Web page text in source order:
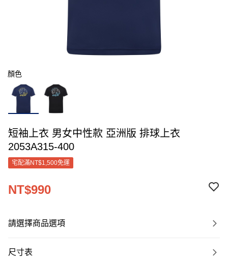
顏色
短袖上衣 男女中性款 亞洲版 排球上衣
2053A315-400
宅配滿NT$1,500免運
NT$990
請選擇商品選項
尺寸表